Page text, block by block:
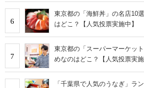
6
東京都の「海鮮丼」の名店10
はどこ？【人気投票実施中】
7
東京都の「スーパーマーケッ
めなのはどこ？【人気投票実施
「千葉県で人気のうなぎ」